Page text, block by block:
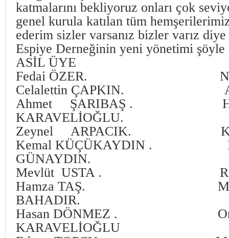
katmalarını bekliyoruz onları çok
genel kurula katılan tüm
ederim sizler varsanız bizler varız
Espiye Derneğinin yeni yönetimi şöyle
ASİL ÜYE
Fedai ÖZER. Necati
Celalettin ÇAPKIN. Ali
Ahmet ŞARIBAŞ .
KARAVELİOĞLU.
Zeynel ARPACIK.
Kemal KÜÇÜKAYDIN .
GÜNAYDIN.
Mevlüt USTA . Resul
Hamza TAŞ.
BAHADIR.
Hasan DÖNMEZ .
KARAVELİOĞLU